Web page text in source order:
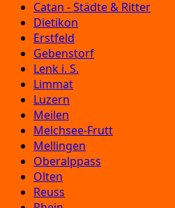
Catan - Städte & Ritter
Dietikon
Erstfeld
Gebenstorf
Lenk i. S.
Limmat
Luzern
Meilen
Melchsee-Frutt
Mellingen
Oberalppass
Olten
Reuss